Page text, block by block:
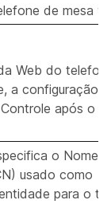
de mesa
Web do
a configuração
após o
o Nome
usado como
para o